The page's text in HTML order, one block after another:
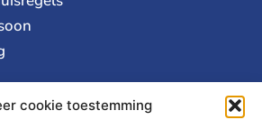
cookie toestemming